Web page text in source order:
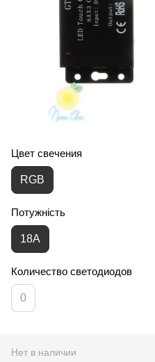
Цвет свечения
RGB
Потужність
18А
Количество светодиодов
0
Нет в наличии